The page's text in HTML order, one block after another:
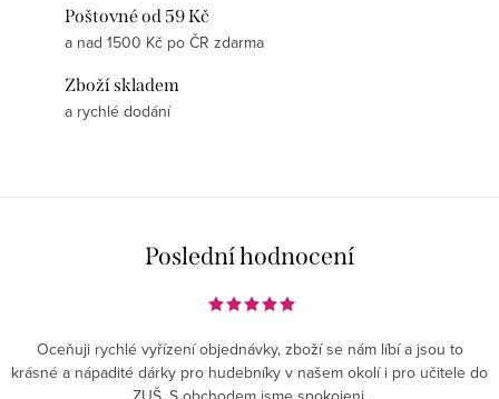
Poštovné od 59 Kč
a nad 1500 Kč po ČR zdarma
Zboží skladem
a rychlé dodání
Poslední hodnocení
Oceňuji rychlé vyřízení objednávky, zboží se nám líbí a jsou to
krásné a nápadité dárky pro hudebníky v našem okolí i pro učitele do